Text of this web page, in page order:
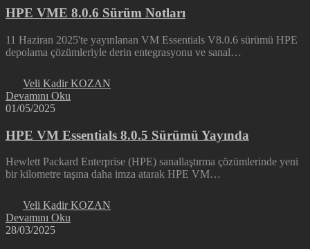
HPE VME 8.0.6 Sürüm Notları
11 Haziran 2025'te yayınlanan VM Essentials V8.0.6 sürümü HPE
depolama çözümleriyle derin entegrasyonu ve sanal…
Veli Kadir KOZAN
Devamını Oku
01/05/2025
HPE VM Essentials 8.0.5 Sürümü Yayında
Hewlett Packard Enterprise (HPE) sanallaştırma çözümlerinde yeni
bir kilometre taşına daha imza atarak HPE VM…
Veli Kadir KOZAN
Devamını Oku
28/03/2025